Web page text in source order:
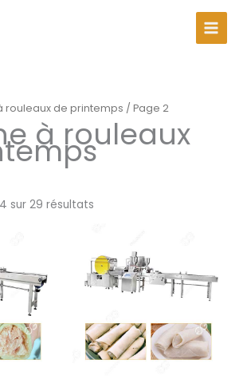
rouleaux de printemps / Page 2
à rouleaux
sur 29 résultats